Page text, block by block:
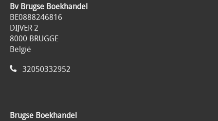
Bv Brugse Boekhandel
BE0888246816
DIJVER 2
8000 BRUGGE
België
32050332952
Brugse Boekhandel